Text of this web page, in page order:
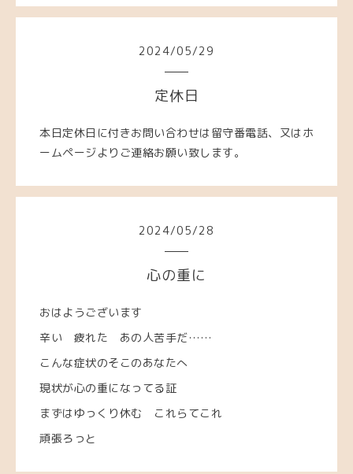
2024/05/29
定休日
本日定休日に付きお問い合わせは留守番電話、又はホ
ームページよりご連絡お願い致します。
2024/05/28
心の重に
おはようございます
辛い 疲れた あの人苦手だ……
こんな症状のそこのあなたへ
現状が心の重になってる証
まずはゆっくり休む これらてこれ
頑張ろっと